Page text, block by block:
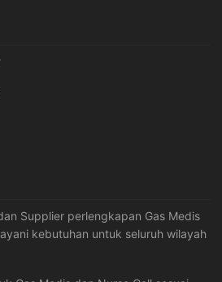
Supplier perlengkapan Gas Medis
kebutuhan untuk seluruh wilayah